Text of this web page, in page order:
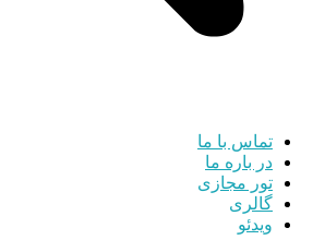
تماس با ما
در باره ما
تور مجازی
گالری
ویدئو